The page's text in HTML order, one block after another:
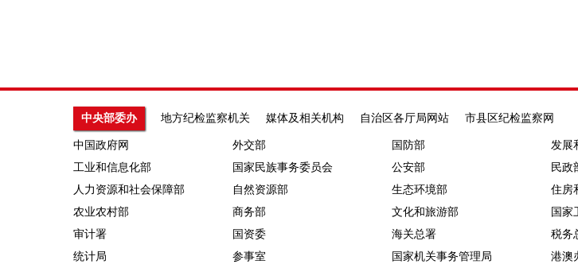
中央部委办 地方纪检监察机关 媒体及相关机构 自治区各厅局网站 市县区纪检监察网
中国政府网 外交部 国防部 发展
工业和信息化部
国家民族事务委员会 公安部 民政
人力资源和社会保障部
自然资源部 生态环境部 住房
农业农村部
商务部 文化和旅游部 国家
审计署
国资委 海关总署 税务
统计局
参事室 国家机关事务管理局 港澳